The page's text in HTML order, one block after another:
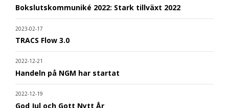
Bokslutskommuniké 2022: Stark tillväxt 2022
2023-02-17
TRACS Flow 3.0
2022-12-21
Handeln på NGM har startat
2022-12-19
God Jul och Gott Nytt År